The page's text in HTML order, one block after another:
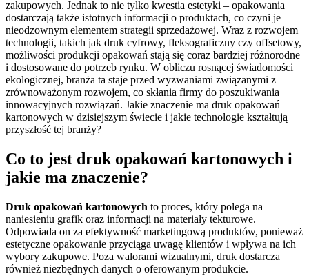
zakupowych. Jednak to nie tylko kwestia estetyki – opakowania
dostarczają także istotnych informacji o produktach, co czyni je
nieodzownym elementem strategii sprzedażowej. Wraz z rozwojem
technologii, takich jak druk cyfrowy, fleksograficzny czy offsetowy,
możliwości produkcji opakowań stają się coraz bardziej różnorodne
i dostosowane do potrzeb rynku. W obliczu rosnącej świadomości
ekologicznej, branża ta staje przed wyzwaniami związanymi z
zrównoważonym rozwojem, co skłania firmy do poszukiwania
innowacyjnych rozwiązań. Jakie znaczenie ma druk opakowań
kartonowych w dzisiejszym świecie i jakie technologie kształtują
przyszłość tej branży?
Co to jest druk opakowań kartonowych i
jakie ma znaczenie?
Druk opakowań kartonowych to proces, który polega na
naniesieniu grafik oraz informacji na materiały tekturowe.
Odpowiada on za efektywność marketingową produktów, ponieważ
estetyczne opakowanie przyciąga uwagę klientów i wpływa na ich
wybory zakupowe. Poza walorami wizualnymi, druk dostarcza
również niezbędnych danych o oferowanym produkcie.